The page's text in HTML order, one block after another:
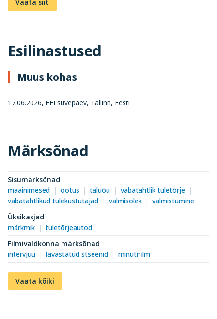
Vaata siit
Esilinastused
Muus kohas
17.06.2026, EFI suvepäev, Tallinn, Eesti
Märksõnad
Sisumärksõnad
maainimesed
ootus taluõu
vabatahtlik tuletõrje
vabatahtlikud tulekustutajad
valmisolek
valmistumine
Üksikasjad
märkmik
tuletõrjeautod
Filmivaldkonna märksõnad
intervjuu
lavastatud stseenid minutifilm
Vaata kõiki